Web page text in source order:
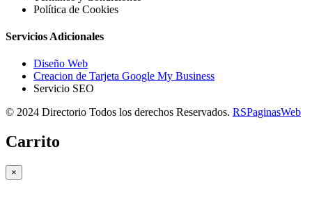
Política de Cookies
Servicios Adicionales
Diseño Web
Creacion de Tarjeta Google My Business
Servicio SEO
© 2024 Directorio Todos los derechos Reservados. RSPaginasWeb
Carrito
×